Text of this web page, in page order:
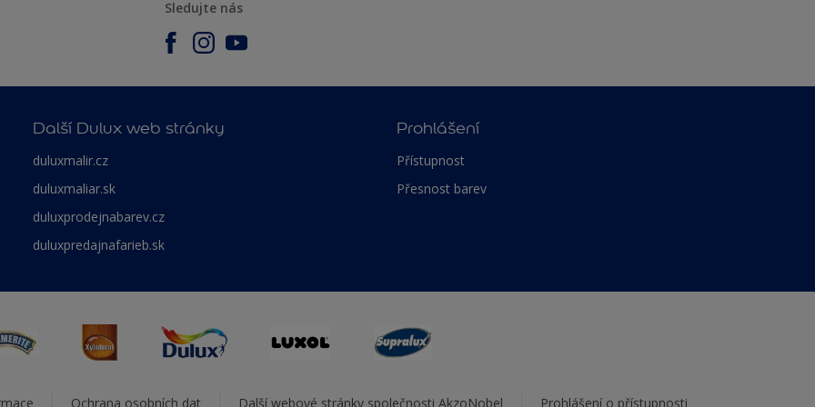
Sledujte nás
Další Dulux web stránky
duluxmalir.cz
duluxmaliar.sk
duluxprodejnabarev.cz
duluxpredajnafarieb.sk
Prohlášení
Přístupnost
Přesnost barev
Ochrana osobních dat Další webové stránky společnosti AkzoNobel Prohlášení o přístupnosti